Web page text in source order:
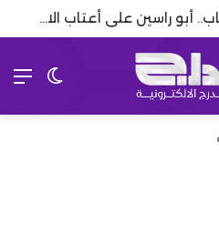
الهلال يودع حارسه الشاب.. أبو راسين على أعتاب الاحتراف الأوروبي